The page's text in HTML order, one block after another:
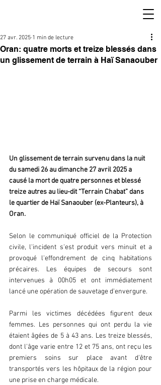
Oran: quatre morts et treize blessés dans
un glissement de terrain à Haï Sanaouber
27 avr. 2025 1 min de lecture
Un glissement de terrain survenu dans la nuit
du samedi 26 au dimanche 27 avril 2025 a
causé la mort de quatre personnes et blessé
treize autres au lieu-dit “Terrain Chabat” dans
le quartier de Haï Sanaouber (ex-Planteurs), à
Oran.
Selon le communiqué officiel de la Protection
civile, l'incident s'est produit vers minuit et a
provoqué l'effondrement de cinq habitations
précaires. Les équipes de secours sont
intervenues à 00h05 et ont immédiatement
lancé une opération de sauvetage d'envergure.
Parmi les victimes décédées figurent deux
femmes. Les personnes qui ont perdu la vie
étaient âgées de 5 à 43 ans. Les treize blessés,
dont l'âge varie entre 12 et 75 ans, ont reçu les
premiers soins sur place avant d'être
transportés vers les hôpitaux de la région pour
une prise en charge médicale.